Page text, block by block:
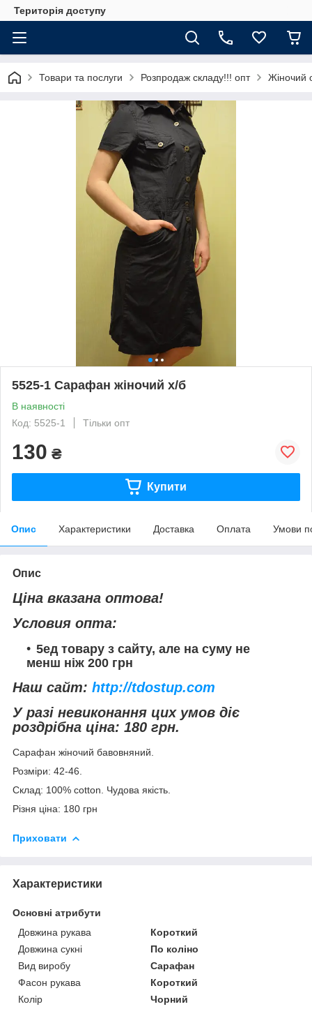
Територія доступу
Товари та послуги Розпродаж складу!!! опт Жіночий
5525-1 Сарафан жіночий х/б
В наявності
Код: 5525-1
Тільки опт
130 ₴
Купити
Опис Характеристики Доставка Оплата Умови
Опис
Ціна вказана оптова!
Условия опта:
5ед товару з сайту, але на суму не
менш ніж 200 грн
Наш сайт: http://tdostup.com
У разі невиконання цих умов діє
роздрібна ціна: 180 грн.
Сарафан жіночий бавовняний.
Розміри: 42-46.
Склад: 100% cotton. Чудова якість.
Різня ціна: 180 грн
Приховати
Характеристики
Основні атрибути
Довжина рукава
Короткий
Довжина сукні
По коліно
Вид виробу
Сарафан
Фасон рукава
Короткий
Колір
Чорний